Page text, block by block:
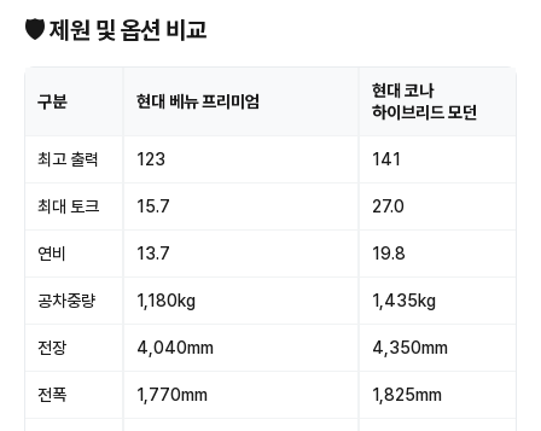
🛡 제원 및 옵션 비교
구분 현대 베뉴 프리미엄
현대 코나
하이브리드 모던
최고 출력 123 141
최대 토크 15.7 27.0
연비 13.7 19.8
공차중량 1,180kg 1,435kg
전장 4,040mm 4,350mm
전폭 1,770mm 1,825mm